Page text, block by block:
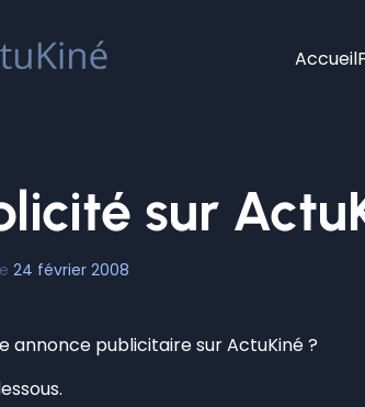
Accueil
sur
24 février 2008
annonce publicitaire sur ActuKiné ?